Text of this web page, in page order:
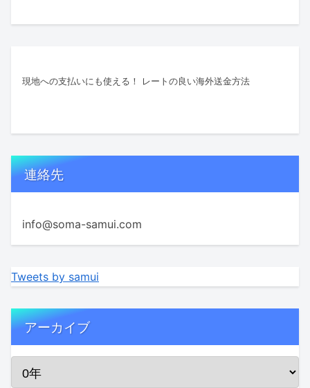
現地への支払いにも使える！ レートの良い海外送金方法
連絡先
info@soma-samui.com
Tweets by samui
アーカイブ